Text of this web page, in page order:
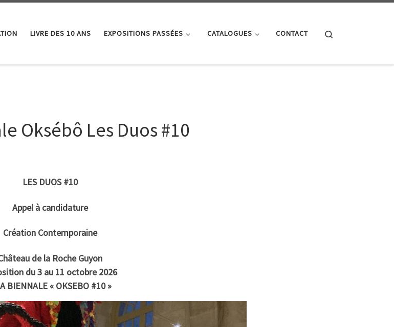
LIVRE DES 10 ANS EXPOSITIONS PASSÉES CATALOGUES CONTACT
Oksébô Les Duos #10
LES DUOS #10
Appel à candidature
Création Contemporaine
de la Roche Guyon
du 3 au 11 octobre 2026
BIENNALE « OKSEBO #10 »